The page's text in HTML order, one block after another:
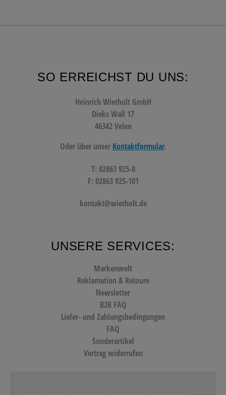
SO ERREICHST DU UNS:
Heinrich Wietholt GmbH
Dieks Wall 17
46342 Velen
Oder über unser Kontaktformular.
T: 02863 925-0
F: 02863 925-101
kontakt@wietholt.de
UNSERE SERVICES:
Markenwelt
Reklamation & Retoure
Newsletter
B2B FAQ
Liefer- und Zahlungsbedingungen
FAQ
Sonderartikel
Vertrag widerrufen